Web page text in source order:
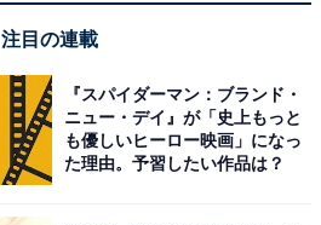
注目の連載
『スパイダーマン：ブランド・
ニュー・デイ』が「史上もっと
も優しいヒーロー映画」になっ
た理由。予習したい作品は？